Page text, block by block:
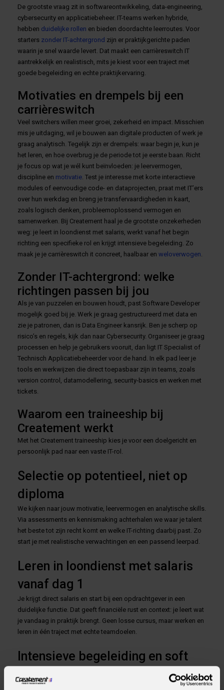
De grootste vraag zit in softwareontwikkeling, data-engineering,
cybersecurity en applicatiebeheer. IT-teams werken hybride,
hebben duidelijke rollen en bieden doordachte leerroutes. Voor
starters zonder IT-achtergrond zijn er praktijkgerichte paden
waarin je snel waarde levert. Dat maakt een carrièreswitch IT
aantrekkelijk en realistisch, mits je kiest voor een traject met
goede begeleiding en echte praktijkervaring.
Motivaties en drempels bij een
carrièreswitch
Veel switchers willen meer groei, zekerheid en impact. Misschien
mis je uitdaging, wil je bouwen aan digitale producten of werk je
graag analytisch. Tegelijk zijn er drempels: waar begin je, kun je
het leren, en hoe overbrug je de periode tot je eerste baan. Richt
je focus op wat je wél kunt beïnvloeden: je leervermogen,
discipline en motivatie. Test je interesse met korte interactieve
modules of eenvoudige code- en dataprojecten, praat met IT’ers
over hun werkdag en breng je transfervaardigheden in kaart,
zoals logisch denken, probleemoplossend vermogen en
samenwerken. Bij Createment haal je de grootste onzekerheden
weg: je leert in loondienst met salaris, werkt vanaf het begin
richting een specifieke rol en krijgt intensieve begeleiding. Zo
maak je je carrièreswitch it concreet, haalbaar en weloverwogen.
Zonder IT-achtergrond: welke
richtingen passen bij jou
Als je van puzzelen en bouwen houdt, past Software Developer
mogelijk goed bij je. Werk je graag gestructureerd met data en
zie je patronen, dan is Data Engineer kansrijk. Ben je scherp op
risico’s en regels, kijk dan naar Cybersecurity. Organiseer je graag
processen en help je gebruikers vooruit, dan ligt IT Specialist of
Technisch Applicatiebeheerder voor de hand. In elk pad leer je
tools en werkwijzen die direct toepasbaar zijn in teams, zoals
version control, datamodellering, security-basics en werken met
tickets.
Waarom een traineeship bij
Createment werkt
Met het Createment traineeship kies je voor een doelgericht en
persoonlijk pad naar een vaste IT-rol.
Selectie op potentieel, niet op
diploma
We kijken naar jouw motivatie, leervermogen en analytische skills.
Via assessments en kennismaking achterhalen we waar je talent
het beste tot zijn recht komt en welke IT-richting daarbij past. Zo
start je met realistische verwachtingen en een passend leerpad.
Leren in loondienst met salaris
vanaf dag 1
Je krijgt direct salaris en start bij een opdrachtgever in een
duidelijke functie. Dat geeft financiële rust en context: je leert wat
je vandaag in praktijk brengt. Geen losse cursus, maar werken en
leren in één traject met echte teamdoelen.
Intensieve begeleiding en soft
skills